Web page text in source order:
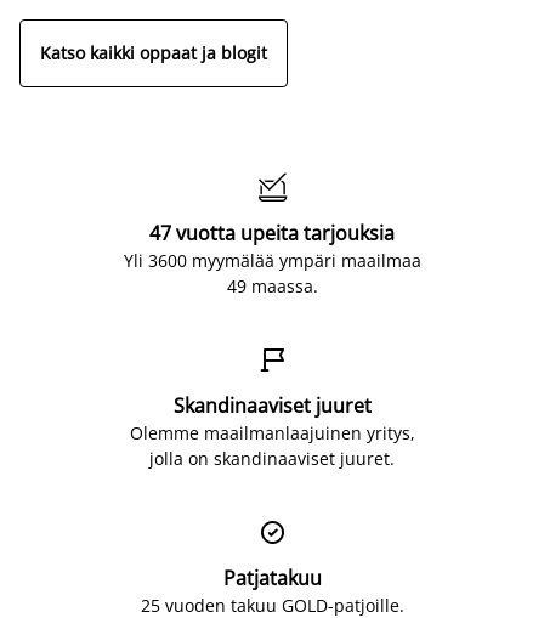
Katso kaikki oppaat ja blogit

47 vuotta upeita tarjouksia
Yli 3600 myymälää ympäri maailmaa
49 maassa.

Skandinaaviset juuret
Olemme maailmanlaajuinen yritys,
jolla on skandinaaviset juuret.

Patjatakuu
25 vuoden takuu GOLD-patjoille.